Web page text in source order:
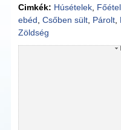
Cimkék: Húsételek Főétel
ebéd ,Csőben sült Párolt
Zöldség